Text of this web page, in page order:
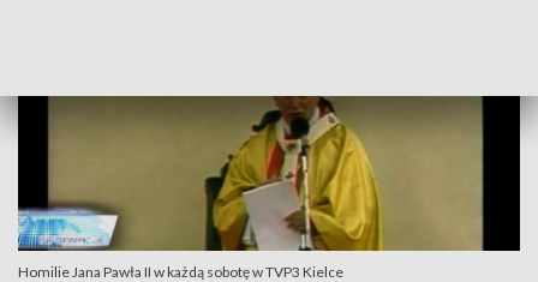
Homilie Jana Pawła II w każdą sobotę w TVP3 Kielce